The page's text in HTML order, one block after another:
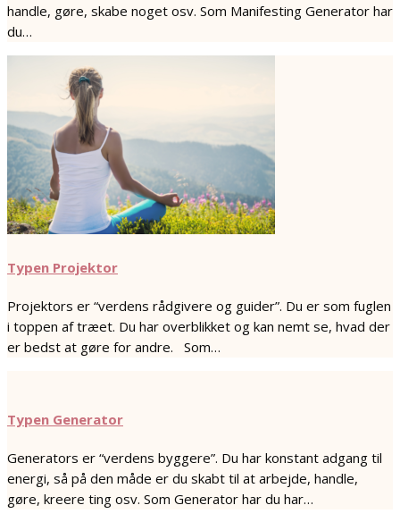
handle, gøre, skabe noget osv. Som Manifesting Generator har
du…
Typen Projektor
Projektors er “verdens rådgivere og guider”. Du er som fuglen
i toppen af træet. Du har overblikket og kan nemt se, hvad der
er bedst at gøre for andre. Som…
Typen Generator
Generators er “verdens byggere”. Du har konstant adgang til
energi, så på den måde er du skabt til at arbejde, handle,
gøre, kreere ting osv. Som Generator har du har…